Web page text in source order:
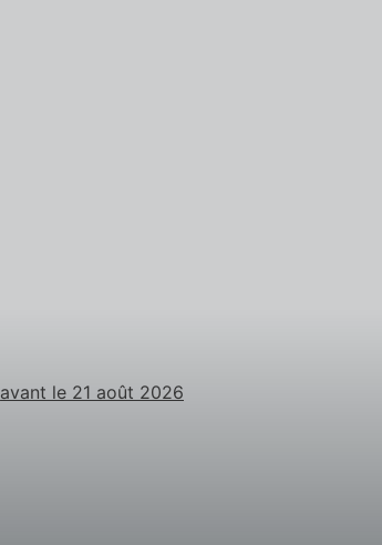
avant le 21 août 2026